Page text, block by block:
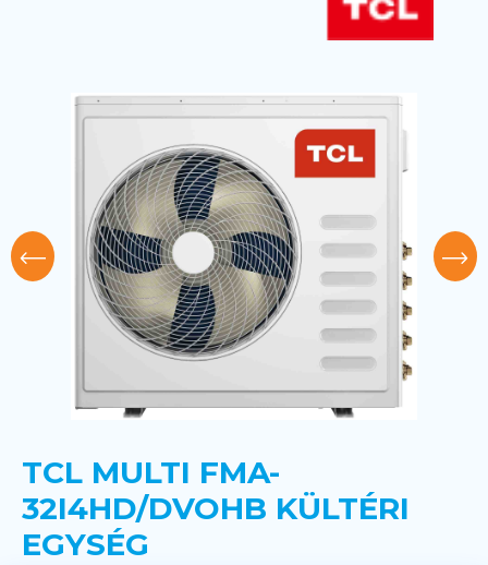
TCL MULTI FMA-
32I4HD/DVOHB KÜLTÉRI
EGYSÉG